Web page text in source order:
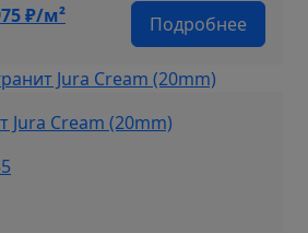
Подробнее
₽/
₽/м²Текущая
975 ₽/
м².
Jura Cream (20mm)